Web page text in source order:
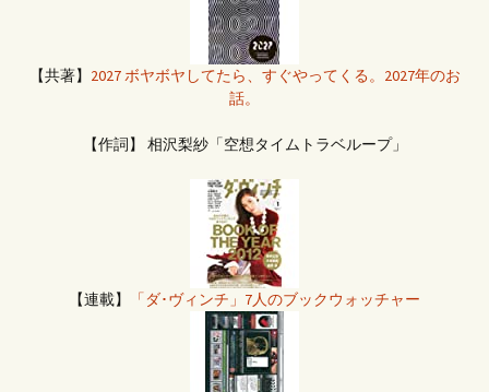
【共著】 2027 ボヤボヤしてたら、すぐやってくる。2027年のお
話。
【作詞】 相沢梨紗「空想タイムトラベループ」
【連載】 「ダ･ヴィンチ」7人のブックウォッチャー